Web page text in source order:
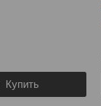
Купить